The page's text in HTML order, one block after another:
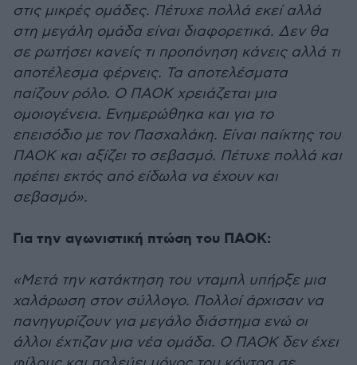
στις μικρές ομάδες. Πέτυχε πολλά εκεί αλλά
στη μεγάλη ομάδα είναι διαφορετικά. Δεν θα
σε ρωτήσει κανείς τι προπόνηση κάνεις αλλά τι
αποτέλεσμα φέρνεις. Τα αποτελέσματα
παίζουν ρόλο. Ο ΠΑΟΚ χρειάζεται μια
ομοιογένεια. Ενημερώθηκα και για το
επεισόδιο με τον Πασχαλάκη. Είναι παίκτης του
ΠΑΟΚ και αξίζει το σεβασμό. Πέτυχε πολλά και
πρέπει εκτός από είδωλα να έχουν και
σεβασμό».
Για την αγωνιστική πτώση του ΠΑΟΚ:
«Μετά την κατάκτηση του νταμπλ υπήρξε μια
χαλάρωση στον σύλλογο. Πολλοί άρχισαν να
πανηγυρίζουν για μεγάλο διάστημα ενώ οι
άλλοι έχτιζαν μια νέα ομάδα. Ο ΠΑΟΚ δεν έχει